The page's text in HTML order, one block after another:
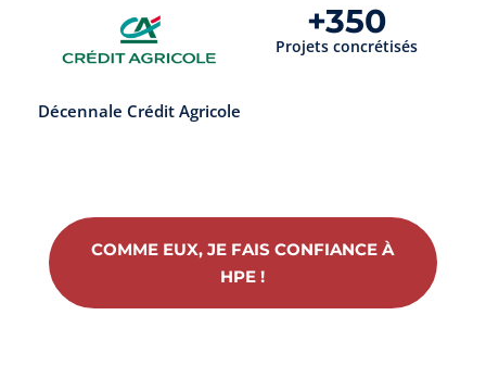
Décennale Crédit Agricole
+350
Projets concrétisés
COMME EUX, JE FAIS CONFIANCE À
HPE !